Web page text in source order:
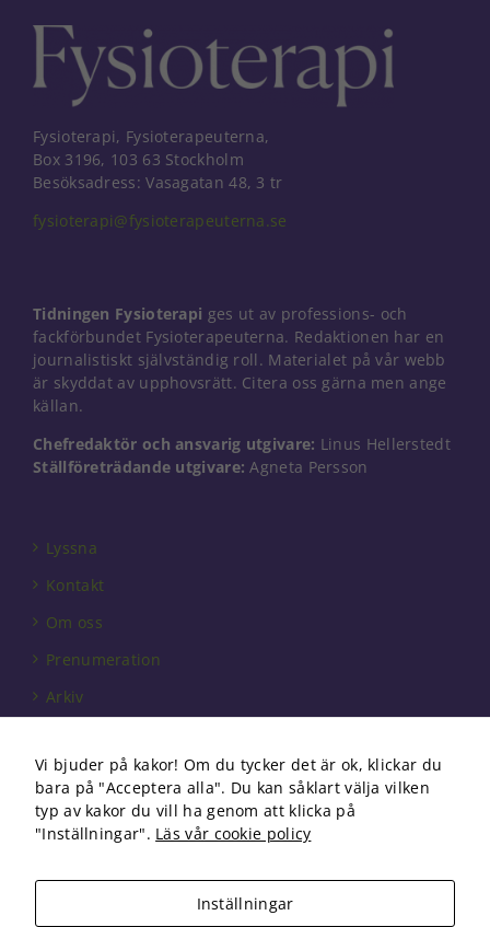
Fysioterapi, Fysioterapeuterna,
Box 3196, 103 63 Stockholm
Besöksadress: Vasagatan 48, 3 tr
fysioterapi@fysioterapeuterna.se
Tidningen Fysioterapi ges ut av professions- och
fackförbundet Fysioterapeuterna. Redaktionen har en
journalistiskt självständig roll. Materialet på vår webb
är skyddat av upphovsrätt. Citera oss gärna men ange
källan.
Chefredaktör och ansvarig utgivare: Linus Hellerstedt
Ställföreträdande utgivare: Agneta Persson
Lyssna
Kontakt
Om oss
Prenumeration
Arkiv
Förbundet
Om cookies
Vi bjuder på kakor! Om du tycker det är ok, klickar du
bara på "Acceptera alla". Du kan såklart välja vilken
typ av kakor du vill ha genom att klicka på
"Inställningar". Läs vår cookie policy
Inställningar